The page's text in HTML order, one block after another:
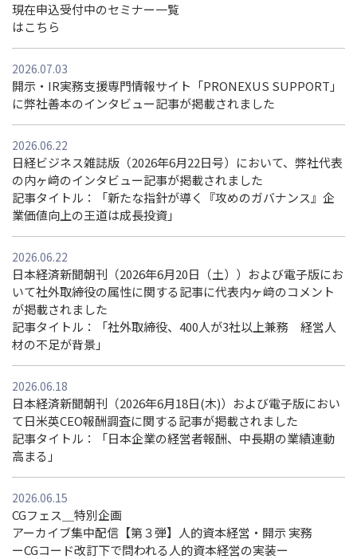
現在申込受付中のセミナー一覧
はこちら
2026.07.03
開示・IR実務支援専門情報サイト「PRONEXUS SUPPORT」
に弊社善本のインタビュー記事が掲載されました
2026.06.22
日経ビジネス雑誌版（2026年6月22日号）において、弊社代表
の内ヶ﨑のインタビュー記事が掲載されました
記事タイトル：「新たな指針が導く『攻めのガバナンス』企
業価値向上の王道は成長投資」
2026.06.22
日本経済新聞朝刊（2026年6月20日（土））および電子版にお
いて社外取締役の属性に関する記事に代表内ヶ﨑のコメント
が掲載されました
記事タイトル：「社外取締役、400⼈が3社以上兼務 経営⼈
材の不⾜が背景」
2026.06.18
日本経済新聞朝刊（2026年6月18日(木)）および電子版におい
て日米英CEO報酬調査に関する記事が掲載されました
記事タイトル：「日本企業の経営者報酬、中長期の業績連動
高まる」
2026.06.15
CGフェス＿特別企画
アーカイブ集中配信【第３弾】人的資本経営・開示 実務
ーCGコード改訂下で問われる人的資本経営の実装ー